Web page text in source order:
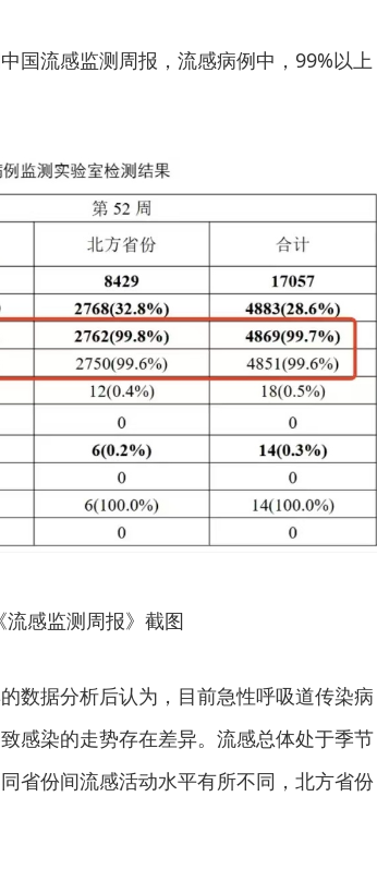
国流感监测周报，流感病例中，99%以上
流感监测周报》截图
数据分析后认为，目前急性呼吸道传染病
感染的走势存在差异。流感总体处于季节
省份间流感活动水平有所不同，北方省份